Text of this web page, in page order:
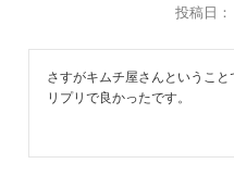
投稿日
さすがキムチ屋さんというこ
リプリで良かったです。